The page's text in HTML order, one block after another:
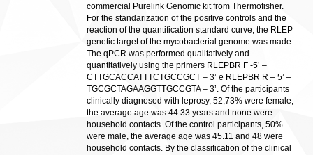
commercial Purelink Genomic kit from Thermofisher.
For the standarization of the positive controls and the
reaction of the quantification standard curve, the RLEP
genetic target of the mycobacterial genome was made.
The qPCR was performed qualitatively and
quantitatively using the primers RLEPBR F -5’ –
CTTGCACCATTTCTGCCGCT – 3’ e RLEPBR R – 5’ –
TGCGCTAGAAGGTTGCCGTA – 3’. Of the participants
clinically diagnosed with leprosy, 52,73% were female,
the average age was 44.33 years and none were
household contacts. Of the control participants, 50%
were male, the average age was 45.11 and 48 were
household contacts. By the classification of the clinical